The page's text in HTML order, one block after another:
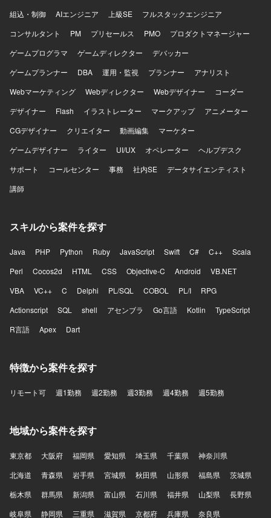
組込・制御
AIエンジニア 上級SE
フルスタックエンジニア
コンサルタント
PM プリセールス PMO
プロダクトマネージャー
ゲームプログラマ
ゲームディレクター
デバッカー
ゲームプランナー
DBA 運用・監視 プランナー
アナリスト
Webマーケティング
Webディレクター Webデザイナー
コーダー
デザイナー
Flash イラストレーター マークアップ
アニメーター
CGデザイナー
クリエイター 動画編集
マーケター
ゲームデザイナー
ライター UI/UX オペレーター
ヘルプデスク
サポート
コールセンター 事務 社内SE
データサイエンティスト
講師
スキルから案件を探す
Java PHP Python Ruby JavaScript Swift C# C++
Scala
Perl
Cocos2d HTML CSS Objective-C Android
VB.NET
VBA
VC++ C Delphi PL/SQL COBOL PL/I
RPG
Actionscript
SQL shell アセンブラ Go言語 Kotlin
TypeScript
R言語
Apex Dart
特徴から案件を探す
リモート可 週1勤務 週2勤務 週3勤務 週4勤務 週5勤務
地域から案件を探す
東京都 大阪府 福岡県 愛知県 埼玉県 千葉県
神奈川県
北海道
青森県 岩手県 宮城県 秋田県 山形県 福島県
茨城県
栃木県
群馬県 新潟県 富山県 石川県 福井県 山梨県
長野県
岐阜県
静岡県 三重県 滋賀県 京都府 兵庫県 奈良県